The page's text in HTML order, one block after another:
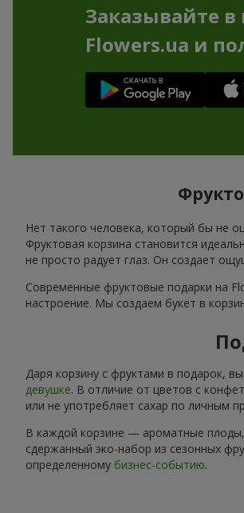
Заказывайте
Flowers.ua и
Нет такого человека, который бы не
Фруктовая корзина становится
не просто радует глаз. Он создает
Современные фруктовые подарки на
настроение. Мы создаем букет в
Даря корзину с фруктами в подарок,
девушке. В отличие от цветов с
или не употребляет сахар по личным
В каждой корзине — ароматные плоды,
сдержанный эко-набор из сезонных
определенному бизнес-событию.